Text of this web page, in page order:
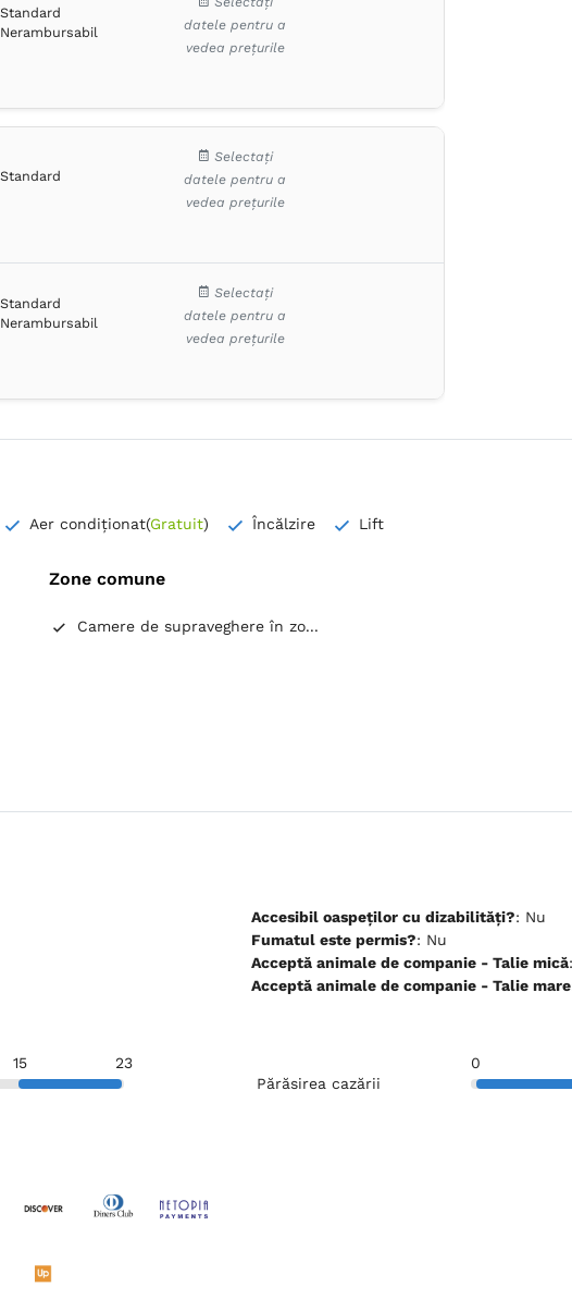
Standard
Nerambursabil
datele pentru a
vedea prețurile
Standard
Selectați
datele pentru a
vedea prețurile
Standard
Nerambursabil
Selectați
datele pentru a
vedea prețurile
Aer condiționat(Gratuit) Încălzire Lift
Zone comune
Camere de supraveghere în zo...
Accesibil oaspeților cu dizabilități?
: Nu
Fumatul este permis?
: Nu
Acceptă animale de companie - Talie mică
Acceptă animale de companie - Talie mare
15
23
Părăsirea cazării
0